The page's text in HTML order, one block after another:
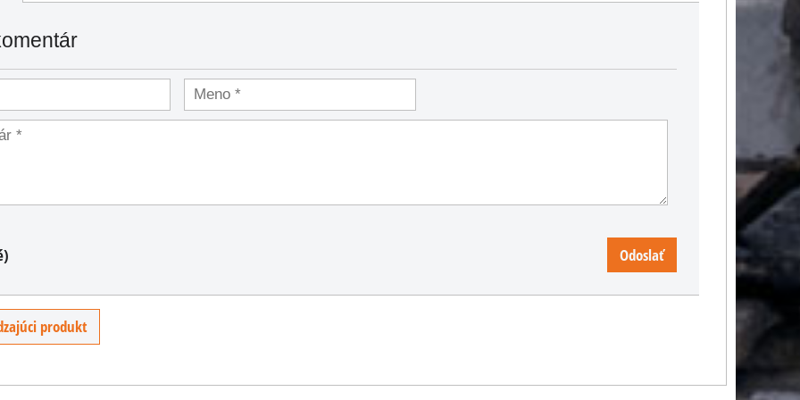
Odoslať
produkt
náboja
Dekoračné odliatok náboje
rámčekov pušky M1...
používali americkí vojaci.
samopalov.